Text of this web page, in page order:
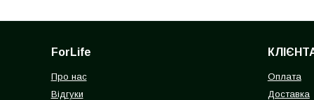
ForLife
Про нас
Відгуки
Оплата
Доставка